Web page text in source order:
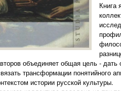
Книга
объединяет общая цель -
трансформации понятийного
истории русской культуры.